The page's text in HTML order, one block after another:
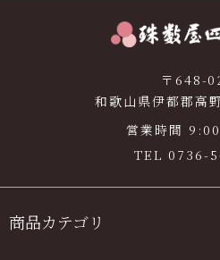
〒648-
和歌山県伊都郡高
営業時間
TEL 0736-
商品カテゴリ